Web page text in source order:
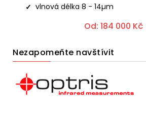
vlnová délka 8 - 14µm
Od: 184 000 Kč
Nezapomeňte navštívit